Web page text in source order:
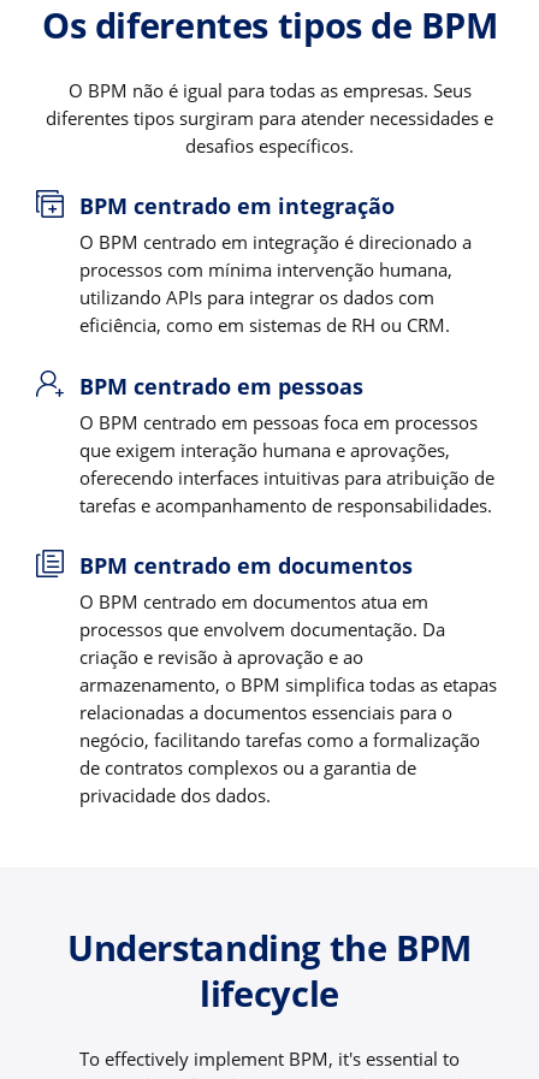
Os diferentes tipos de BPM
O BPM não é igual para todas as empresas. Seus
diferentes tipos surgiram para atender necessidades e
desafios específicos.
BPM centrado em integração
O BPM centrado em integração é direcionado a
processos com mínima intervenção humana,
utilizando APIs para integrar os dados com
eficiência, como em sistemas de RH ou CRM.
BPM centrado em pessoas
O BPM centrado em pessoas foca em processos
que exigem interação humana e aprovações,
oferecendo interfaces intuitivas para atribuição de
tarefas e acompanhamento de responsabilidades.
BPM centrado em documentos
O BPM centrado em documentos atua em
processos que envolvem documentação. Da
criação e revisão à aprovação e ao
armazenamento, o BPM simplifica todas as etapas
relacionadas a documentos essenciais para o
negócio, facilitando tarefas como a formalização
de contratos complexos ou a garantia de
privacidade dos dados.
Understanding the BPM
lifecycle
To effectively implement BPM, it's essential to